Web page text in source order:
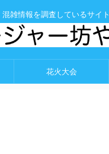
雑情報を調査しているサイト
花火大会